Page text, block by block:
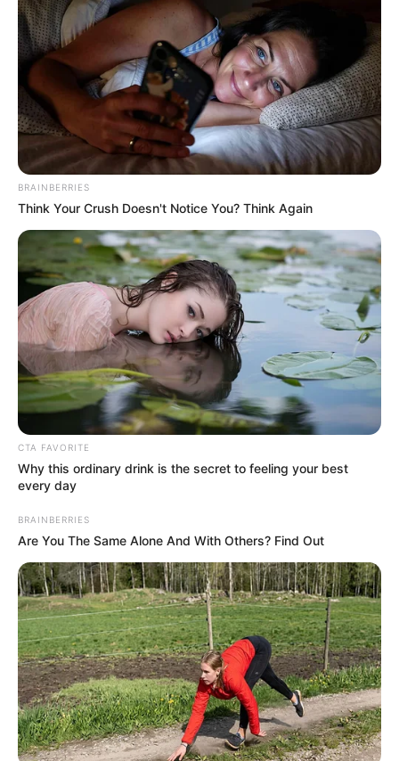
BRAINBERRIES
Think Your Crush Doesn't Notice You? Think Again
CTA FAVORITE
Why this ordinary drink is the secret to feeling your best
every day
BRAINBERRIES
Are You The Same Alone And With Others? Find Out